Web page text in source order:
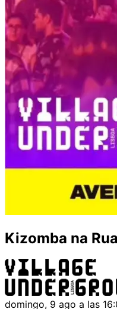
Kizomba na Rua
domingo, 9 ago a las